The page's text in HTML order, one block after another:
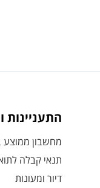
מחשבון ממוצע
תנאי קבלה
דיור ומעונות